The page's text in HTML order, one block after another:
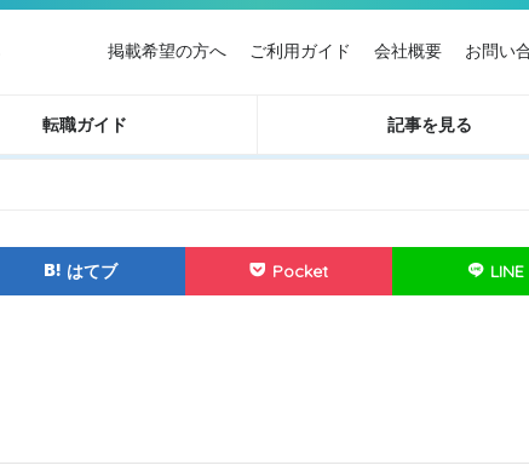
掲載希望の方へ ご利用ガイド 会社概要 お問い
転職ガイド 記事を見る
はてブ Pocket LINE